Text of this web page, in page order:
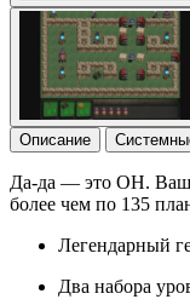
Описание
Да-да — это ОН. Ваш
более чем по 135
Легендарный
Два набора